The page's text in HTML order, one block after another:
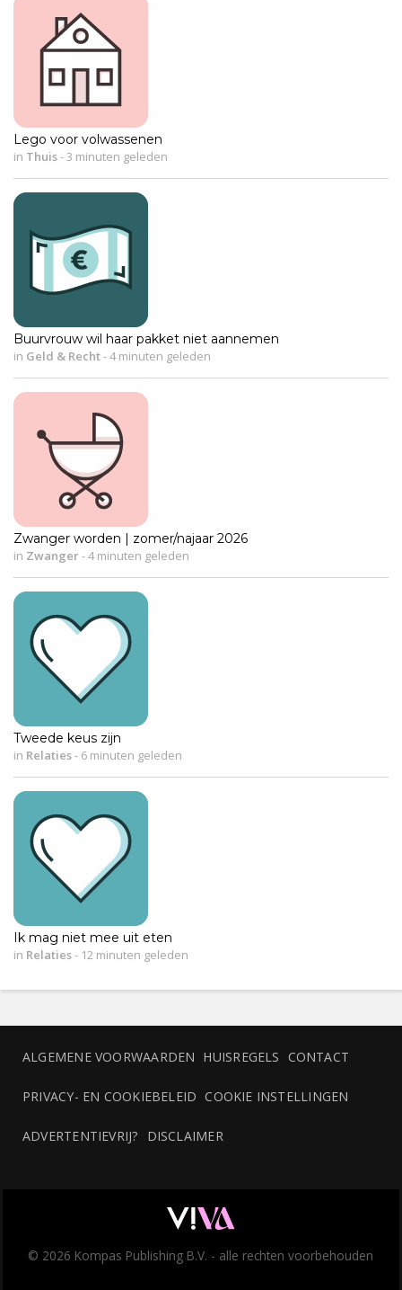
Lego voor volwassenen
in Thuis- 3 minuten geleden
Buurvrouw wil haar pakket niet aannemen
in Geld & Recht-4 minuten geleden
Zwanger worden | zomer/najaar 2026
in Zwanger-4 minuten geleden
Tweede keus zijn
in Relaties- 6 minuten geleden
Ik mag niet mee uit eten
in Relaties- 12 minuten geleden
ALGEMENE VOORWAARDEN HUISREGELS CONTACT
PRIVACY- EN COOKIEBELEID COOKIE INSTELLINGEN
ADVERTENTIEVRIJ? DISCLAIMER
© 2026 Kompas Publishing B.V. - alle rechten voorbehouden